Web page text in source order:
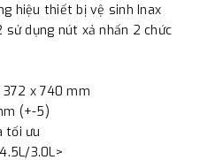
với địa điểm thanh toán
ngoài nội thành Hà Nội.
giá trị hàng + phí vận
chính sách vận chuyển
trước khi giao hàng.
đã chuyển tiền của quý
hiệu thiết bị vệ sinh Inax
sử dụng nút xả nhấn 2 chức
372 x 740 mm
(+-5)
tối ưu
3.0L>